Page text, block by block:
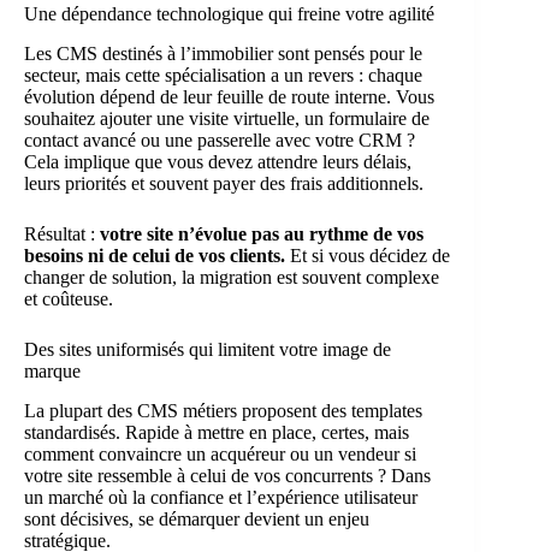
Une dépendance technologique qui freine votre agilité
Les CMS destinés à l’immobilier sont pensés pour le
secteur, mais cette spécialisation a un revers : chaque
évolution dépend de leur feuille de route interne. Vous
souhaitez ajouter une visite virtuelle, un formulaire de
contact avancé ou une passerelle avec votre CRM ?
Cela implique que vous devez attendre leurs délais,
leurs priorités et souvent payer des frais additionnels.
Résultat : votre site n’évolue pas au rythme de vos
besoins ni de celui de vos clients. Et si vous décidez de
changer de solution, la migration est souvent complexe
et coûteuse.
Des sites uniformisés qui limitent votre image de
marque
La plupart des CMS métiers proposent des templates
standardisés. Rapide à mettre en place, certes, mais
comment convaincre un acquéreur ou un vendeur si
votre site ressemble à celui de vos concurrents ? Dans
un marché où la confiance et l’expérience utilisateur
sont décisives, se démarquer devient un enjeu
stratégique.